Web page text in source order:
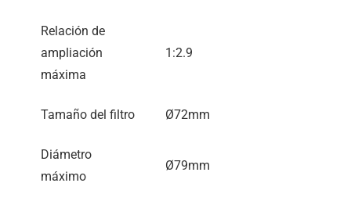
Relación de
ampliación
máxima
1:2.9
Tamaño del filtro Ø72mm
Diámetro
máximo
Ø79mm